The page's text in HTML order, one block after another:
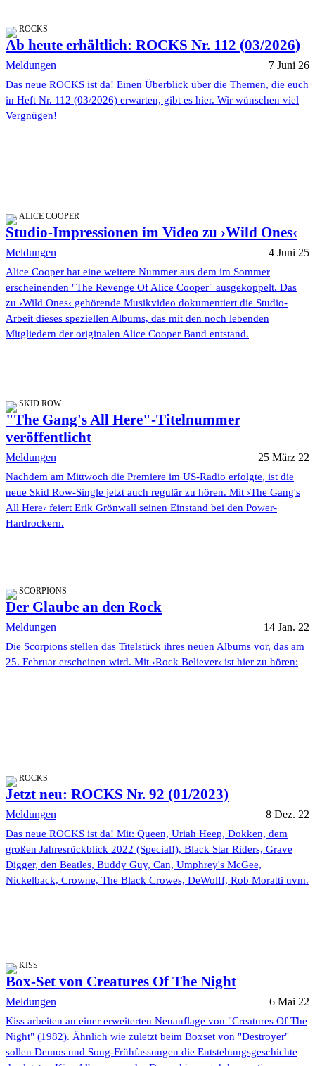
ROCKS
Ab heute erhältlich: ROCKS Nr. 112 (03/2026)
Meldungen 7 Juni 26
Das neue ROCKS ist da! Einen Überblick über die Themen, die euch
in Heft Nr. 112 (03/2026) erwarten, gibt es hier. Wir wünschen viel
Vergnügen!
ALICE COOPER
Studio-Impressionen im Video zu ›Wild Ones‹
Meldungen 4 Juni 25
Alice Cooper hat eine weitere Nummer aus dem im Sommer
erscheinenden "The Revenge Of Alice Cooper" ausgekoppelt. Das
zu ›Wild Ones‹ gehörende Musikvideo dokumentiert die Studio-
Arbeit dieses speziellen Albums, das mit den noch lebenden
Mitgliedern der originalen Alice Cooper Band entstand.
SKID ROW
"The Gang's All Here"-Titelnummer
veröffentlicht
Meldungen 25 März 22
Nachdem am Mittwoch die Premiere im US-Radio erfolgte, ist die
neue Skid Row-Single jetzt auch regulär zu hören. Mit ›The Gang's
All Here‹ feiert Erik Grönwall seinen Einstand bei den Power-
Hardrockern.
SCORPIONS
Der Glaube an den Rock
Meldungen 14 Jan. 22
Die Scorpions stellen das Titelstück ihres neuen Albums vor, das am
25. Februar erscheinen wird. Mit ›Rock Believer‹ ist hier zu hören:
ROCKS
Jetzt neu: ROCKS Nr. 92 (01/2023)
Meldungen 8 Dez. 22
Das neue ROCKS ist da! Mit: Queen, Uriah Heep, Dokken, dem
großen Jahresrückblick 2022 (Special!), Black Star Riders, Grave
Digger, den Beatles, Buddy Guy, Can, Umphrey's McGee,
Nickelback, Crowne, The Black Crowes, DeWolff, Rob Moratti uvm.
KISS
Box-Set von Creatures Of The Night
Meldungen 6 Mai 22
Kiss arbeiten an einer erweiterten Neuauflage von "Creatures Of The
Night" (1982). Ähnlich wie zuletzt beim Boxset von "Destroyer"
sollen Demos und Song-Frühfassungen die Entstehungsgeschichte